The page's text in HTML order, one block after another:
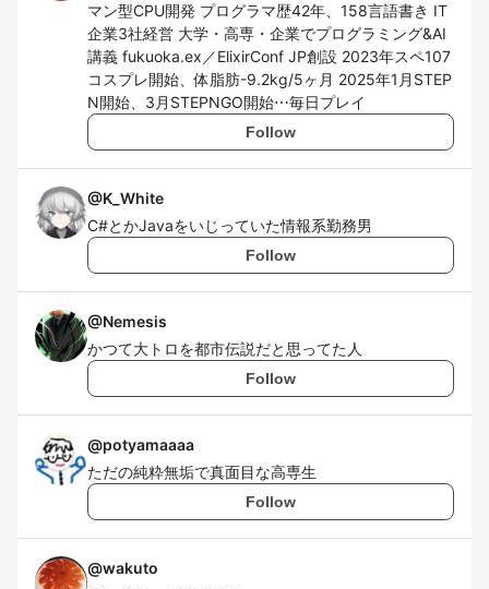
マン型CPU開発 プログラマ歴42年、158言語書き IT
企業3社経営 大学・高専・企業でプログラミング&AI
講義 fukuoka.ex／ElixirConf JP創設 2023年スペ107
コスプレ開始、体脂肪-9.2kg/5ヶ月 2025年1月STEP
N開始、3月STEPNGO開始⋯毎日プレイ
Follow
@K_White
C#とかJavaをいじっていた情報系勤務男
Follow
@Nemesis
かつて大トロを都市伝説だと思ってた人
Follow
@potyamaaaa
ただの純粋無垢で真面目な高専生
Follow
@wakuto